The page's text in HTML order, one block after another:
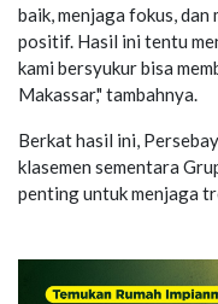
baik, menjaga fokus, dan
positif. Hasil ini tentu
kami bersyukur bisa
Makassar," tambahnya.
Berkat hasil ini,
klasemen sementara
penting untuk menjaga